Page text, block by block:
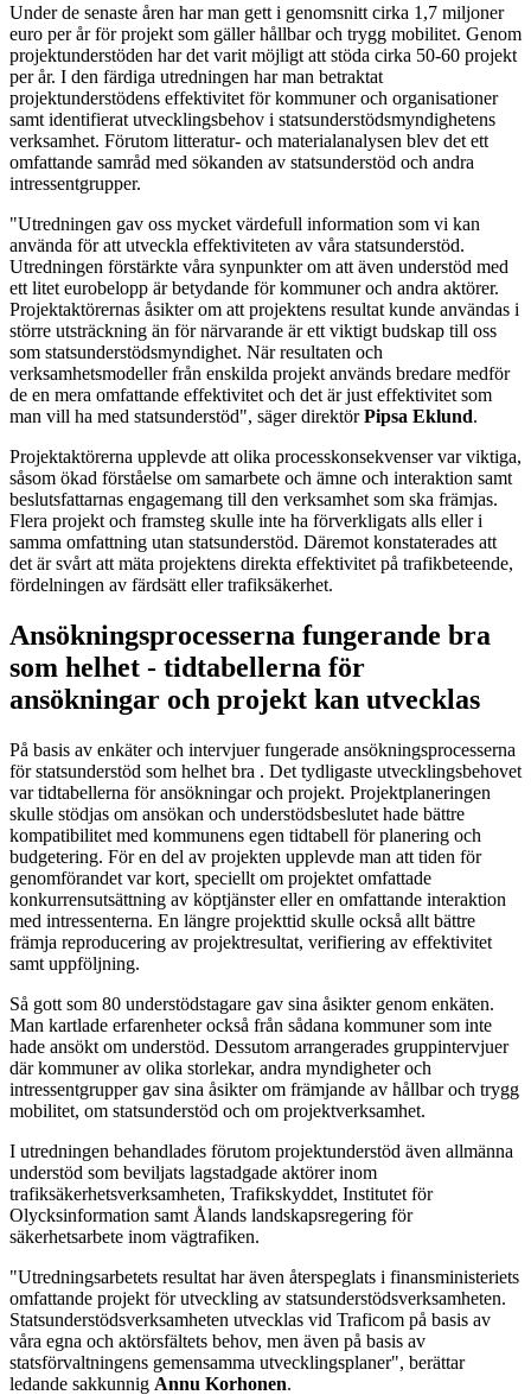
Under de senaste åren har man gett i genomsnitt cirka 1,7 miljoner
euro per år för projekt som gäller hållbar och trygg mobilitet. Genom
projektunderstöden har det varit möjligt att stöda cirka 50-60 projekt
per år. I den färdiga utredningen har man betraktat
projektunderstödens effektivitet för kommuner och organisationer
samt identifierat utvecklingsbehov i statsunderstödsmyndighetens
verksamhet. Förutom litteratur- och materialanalysen blev det ett
omfattande samråd med sökanden av statsunderstöd och andra
intressentgrupper.
"Utredningen gav oss mycket värdefull information som vi kan
använda för att utveckla effektiviteten av våra statsunderstöd.
Utredningen förstärkte våra synpunkter om att även understöd med
ett litet eurobelopp är betydande för kommuner och andra aktörer.
Projektaktörernas åsikter om att projektens resultat kunde användas i
större utsträckning än för närvarande är ett viktigt budskap till oss
som statsunderstödsmyndighet. När resultaten och
verksamhetsmodeller från enskilda projekt används bredare medför
de en mera omfattande effektivitet och det är just effektivitet som
man vill ha med statsunderstöd", säger direktörPipsa Eklund.
Projektaktörerna upplevde att olika processkonsekvenser var viktiga,
såsom ökad förståelse om samarbete och ämne och interaktion samt
beslutsfattarnas engagemang till den verksamhet som ska främjas.
Flera projekt och framsteg skulle inte ha förverkligats alls eller i
samma omfattning utan statsunderstöd. Däremot konstaterades att
det är svårt att mäta projektens direkta effektivitet på trafikbeteende,
fördelningen av färdsätt eller trafiksäkerhet.
Ansökningsprocesserna fungerande bra
som helhet - tidtabellerna för
ansökningar och projekt kan utvecklas
På basis av enkäter och intervjuer fungerade ansökningsprocesserna
för statsunderstöd som helhet bra . Det tydligaste utvecklingsbehovet
var tidtabellerna för ansökningar och projekt. Projektplaneringen
skulle stödjas om ansökan och understödsbeslutet hade bättre
kompatibilitet med kommunens egen tidtabell för planering och
budgetering. För en del av projekten upplevde man att tiden för
genomförandet var kort, speciellt om projektet omfattade
konkurrensutsättning av köptjänster eller en omfattande interaktion
med intressenterna. En längre projekttid skulle också allt bättre
främja reproducering av projektresultat, verifiering av effektivitet
samt uppföljning.
Så gott som 80 understödstagare gav sina åsikter genom enkäten.
Man kartlade erfarenheter också från sådana kommuner som inte
hade ansökt om understöd. Dessutom arrangerades gruppintervjuer
där kommuner av olika storlekar, andra myndigheter och
intressentgrupper gav sina åsikter om främjande av hållbar och trygg
mobilitet, om statsunderstöd och om projektverksamhet.
I utredningen behandlades förutom projektunderstöd även allmänna
understöd som beviljats lagstadgade aktörer inom
trafiksäkerhetsverksamheten, Trafikskyddet, Institutet för
Olycksinformation samt Ålands landskapsregering för
säkerhetsarbete inom vägtrafiken.
"Utredningsarbetets resultat har även återspeglats i finansministeriets
omfattande projekt för utveckling av statsunderstödsverksamheten.
Statsunderstödsverksamheten utvecklas vid Traficom på basis av
våra egna och aktörsfältets behov, men även på basis av
statsförvaltningens gemensamma utvecklingsplaner", berättar
ledande sakkunnig Annu Korhonen.